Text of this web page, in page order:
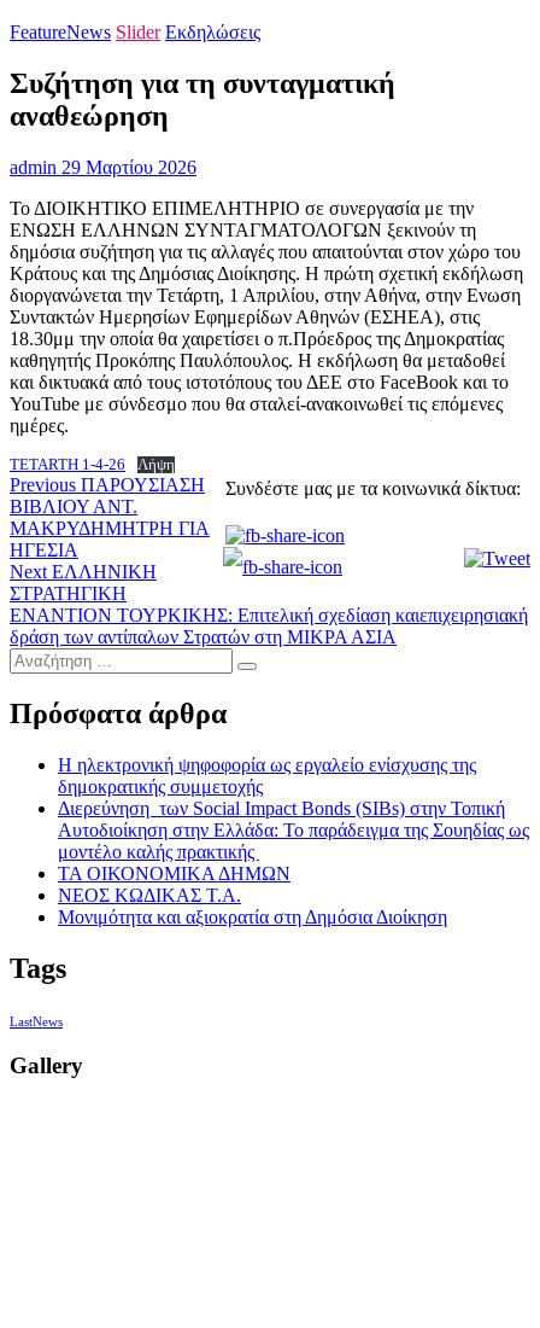
FeatureNews Slider Εκδηλώσεις
Συζήτηση για τη συνταγματική
αναθεώρηση
admin 29 Μαρτίου 2026
Το ΔΙΟΙΚΗΤΙΚΟ ΕΠΙΜΕΛΗΤΗΡΙΟ σε συνεργασία με την
ΕΝΩΣΗ ΕΛΛΗΝΩΝ ΣΥΝΤΑΓΜΑΤΟΛΟΓΩΝ ξεκινούν τη
δημόσια συζήτηση για τις αλλαγές που απαιτούνται στον χώρο του
Κράτους και της Δημόσιας Διοίκησης. Η πρώτη σχετική εκδήλωση
διοργανώνεται την Τετάρτη, 1 Απριλίου, στην Αθήνα, στην Ενωση
Συντακτών Ημερησίων Εφημερίδων Αθηνών (ΕΣΗΕΑ), στις
18.30μμ την οποία θα χαιρετίσει ο π.Πρόεδρος της Δημοκρατίας
καθηγητής Προκόπης Παυλόπουλος. Η εκδήλωση θα μεταδοθεί
και δικτυακά από τους ιστοτόπους του ΔΕΕ στο FaceBook και το
YouTube με σύνδεσμο που θα σταλεί-ανακοινωθεί τις επόμενες
ημέρες.
TETARTH 1-4-26 Λήψη
Συνδέστε μας με τα κοινωνικά δίκτυα:
Πλοήγηση
άρθρων
Previous Previous
post:
ΠΑΡΟΥΣΙΑΣΗ
ΒΙΒΛΙΟΥ ΑΝΤ.
ΜΑΚΡΥΔΗΜΗΤΡΗ ΓΙΑ
ΗΓΕΣΙΑ
Next Next
post:
ΕΛΛΗΝΙΚΗ
ΣΤΡΑΤΗΓΙΚΗ
ΕΝΑΝΤΙΟΝ ΤΟΥΡΚΙΚΗΣ: Επιτελική σχεδίαση καιεπιχειρησιακή
δράση των αντίπαλων Στρατών στη ΜΙΚΡΑ ΑΣΙΑ
Αναζήτηση
…
Πρόσφατα άρθρα
Η ηλεκτρονική ψηφοφορία ως εργαλείο ενίσχυσης της
δημοκρατικής συμμετοχής
Διερεύνηση των Social Impact Bonds (SIBs) στην Τοπική
Αυτοδιοίκηση στην Ελλάδα: Το παράδειγμα της Σουηδίας ως
μοντέλο καλής πρακτικής
ΤΑ ΟΙΚΟΝΟΜΙΚΑ ΔΗΜΩΝ
ΝΕΟΣ ΚΩΔΙΚΑΣ Τ.Α.
Μονιμότητα και αξιοκρατία στη Δημόσια Διοίκηση
Tags
LastNews
Gallery